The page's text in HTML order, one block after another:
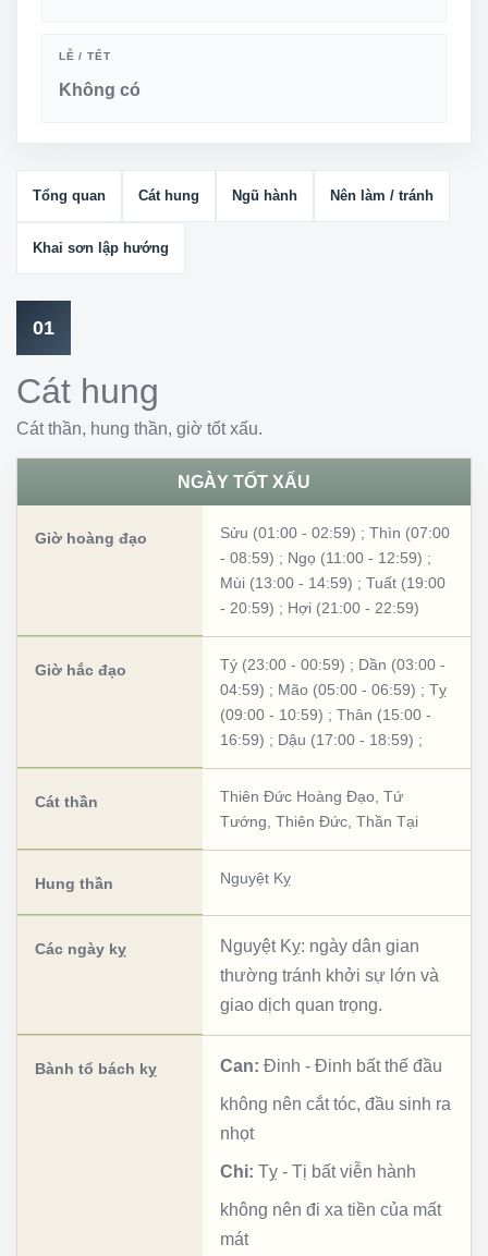
LỄ / TẾT
Không có
Tổng quan Cát hung Ngũ hành Nên làm / tránh
Khai sơn lập hướng
01
Cát hung
Cát thần, hung thần, giờ tốt xấu.
NGÀY TỐT XẤU
Giờ hoàng đạo Sửu (01:00 - 02:59) ; Thìn (07:00
- 08:59) ; Ngọ (11:00 - 12:59) ;
Mùi (13:00 - 14:59) ; Tuất (19:00
- 20:59) ; Hợi (21:00 - 22:59)
Giờ hắc đạo Tý (23:00 - 00:59) ; Dần (03:00 -
04:59) ; Mão (05:00 - 06:59) ; Tỵ
(09:00 - 10:59) ; Thân (15:00 -
16:59) ; Dậu (17:00 - 18:59) ;
Cát thần Thiên Đức Hoàng Đạo Tứ
Tướng Thiên Đức Thần Tại
Hung thần Nguyệt Kỵ
Các ngày kỵ
Nguyệt Kỵ: ngày dân gian
thường tránh khởi sự lớn và
giao dịch quan trọng.
Bành tổ bách kỵ Can: Đinh - Đinh bất thế đầu
không nên cắt tóc, đầu sinh ra
nhọt
Chi: Tỵ - Tị bất viễn hành
không nên đi xa tiền của mất
mát